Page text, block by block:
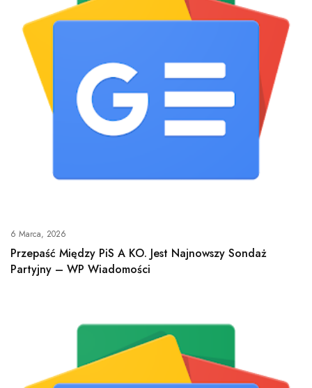
6 Marca, 2026
Przepaść Między PiS A KO. Jest Najnowszy Sondaż
Partyjny – WP Wiadomości